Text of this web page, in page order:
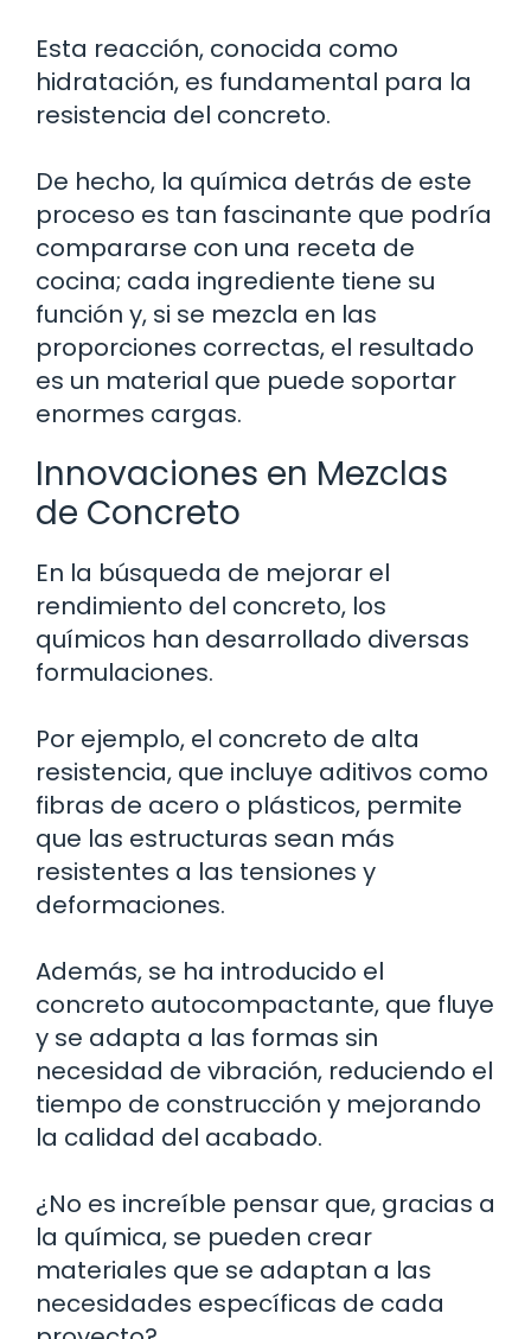
Esta reacción, conocida como
hidratación, es fundamental para la
resistencia del concreto.
De hecho, la química detrás de este
proceso es tan fascinante que podría
compararse con una receta de
cocina; cada ingrediente tiene su
función y, si se mezcla en las
proporciones correctas, el resultado
es un material que puede soportar
enormes cargas.
Innovaciones en Mezclas
de Concreto
En la búsqueda de mejorar el
rendimiento del concreto, los
químicos han desarrollado diversas
formulaciones.
Por ejemplo, el concreto de alta
resistencia, que incluye aditivos como
fibras de acero o plásticos, permite
que las estructuras sean más
resistentes a las tensiones y
deformaciones.
Además, se ha introducido el
concreto autocompactante, que fluye
y se adapta a las formas sin
necesidad de vibración, reduciendo el
tiempo de construcción y mejorando
la calidad del acabado.
¿No es increíble pensar que, gracias a
la química, se pueden crear
materiales que se adaptan a las
necesidades específicas de cada